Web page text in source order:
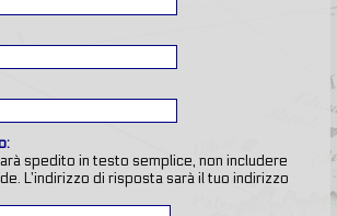
spedito in testo semplice, non includere
L’indirizzo di risposta sarà il tuo indirizzo